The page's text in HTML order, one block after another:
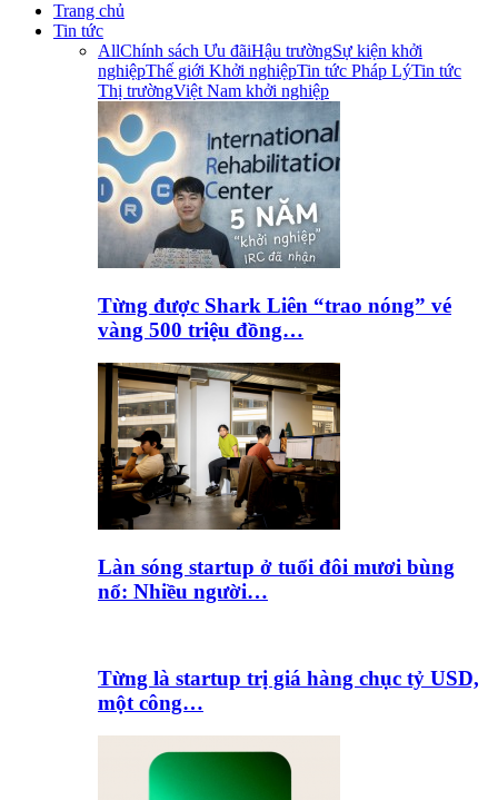
Trang chủ
Tin tức
AllChính sách Ưu đãiHậu trườngSự kiện khởi
nghiệpThế giới Khởi nghiệpTin tức Pháp LýTin tức
Thị trườngViệt Nam khởi nghiệp
Từng được Shark Liên “trao nóng” vé
vàng 500 triệu đồng…
Làn sóng startup ở tuổi đôi mươi bùng
nổ: Nhiều người…
Từng là startup trị giá hàng chục tỷ USD,
một công…